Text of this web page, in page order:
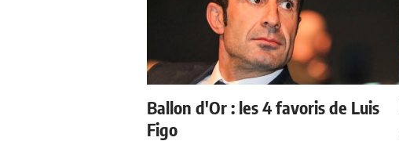
Ballon d'Or : les 4 favoris de Luis
Figo